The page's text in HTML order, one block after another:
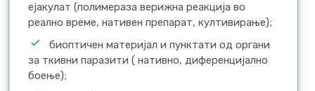
ејакулат (полимераза верижна реакција во
реално време, нативен препарат, култивирање);
биоптичен материјал и пунктати од органи
за ткивни паразити ( нативно, диференцијално
боење);